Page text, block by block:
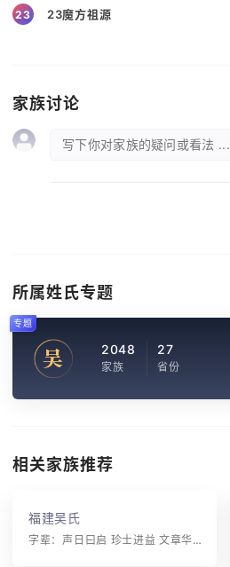
23 23魔方祖源
家族讨论
写下你对家族的疑问或看法 ...
所属姓氏专题
吴 2048
家族
27
省份
专题
相关家族推荐
福建吴氏
字辈：声日曰启 珍士进益 文章华国 追念祖宗 大光厚德